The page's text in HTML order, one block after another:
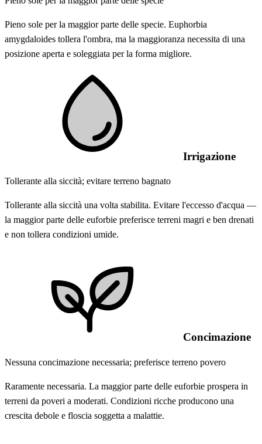
Pieno sole per la maggior parte delle specie. Euphorbia
amygdaloides tollera l'ombra, ma la maggioranza necessita di una
posizione aperta e soleggiata per la forma migliore.
Irrigazione
Tollerante alla siccità; evitare terreno bagnato
Tollerante alla siccità una volta stabilita. Evitare l'eccesso d'acqua —
la maggior parte delle euforbie preferisce terreni magri e ben drenati
e non tollera condizioni umide.
Concimazione
Nessuna concimazione necessaria; preferisce terreno povero
Raramente necessaria. La maggior parte delle euforbie prospera in
terreni da poveri a moderati. Condizioni ricche producono una
crescita debole e floscia soggetta a malattie.